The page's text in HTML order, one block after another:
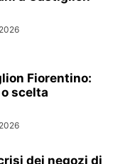
Fiorentino:
scelta
dei negozi di